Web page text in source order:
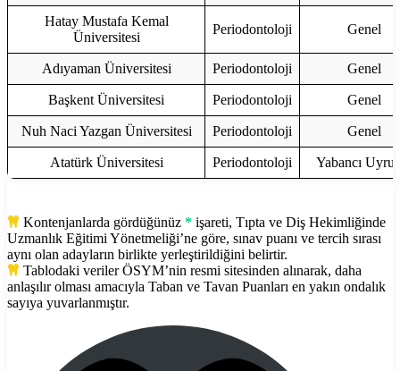
Hatay Mustafa Kemal
Üniversitesi
Periodontoloji Genel
Adıyaman Üniversitesi Periodontoloji Genel
Başkent Üniversitesi Periodontoloji Genel
Nuh Naci Yazgan Üniversitesi Periodontoloji Genel
Atatürk Üniversitesi Periodontoloji Yabancı
Kontenjanlarda gördüğünüz * işareti, Tıpta ve Diş Hekimliğinde
Uzmanlık Eğitimi Yönetmeliği’ne göre, sınav puanı ve tercih sırası
aynı olan adayların birlikte yerleştirildiğini belirtir.
Tablodaki veriler ÖSYM’nin resmi sitesinden alınarak, daha
anlaşılır olması amacıyla Taban ve Tavan Puanları en yakın ondalık
sayıya yuvarlanmıştır.